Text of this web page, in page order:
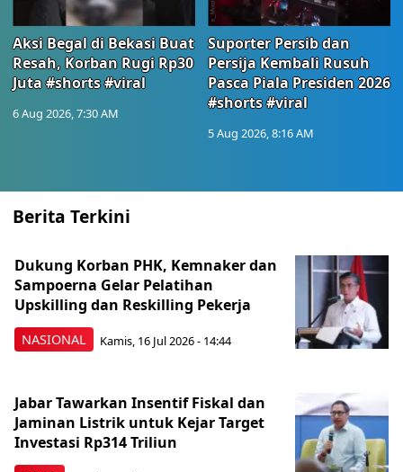
Aksi Begal di Bekasi Buat
Resah, Korban Rugi Rp30
Juta #shorts #viral
6 Aug 2026, 7:30 AM
Suporter Persib dan
Persija Kembali Rusuh
Pasca Piala Presiden 2026
#shorts #viral
5 Aug 2026, 8:16 AM
Berita Terkini
NASIONAL
Dukung Korban PHK, Kemnaker dan
Sampoerna Gelar Pelatihan
Upskilling dan Reskilling Pekerja
Kamis, 16 Jul 2026 - 14:44
Jabar Tawarkan Insentif Fiskal dan
Jaminan Listrik untuk Kejar Target
Investasi Rp314 Triliun